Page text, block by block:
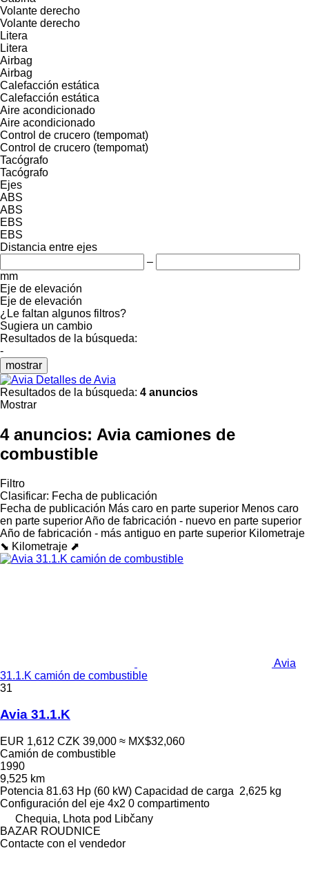
Volante derecho
Volante derecho
Litera
Litera
Airbag
Airbag
Calefacción estática
Calefacción estática
Aire acondicionado
Aire acondicionado
Control de crucero (tempomat)
Control de crucero (tempomat)
Tacógrafo
Tacógrafo
Ejes
ABS
ABS
EBS
EBS
Distancia entre ejes
–
mm
Eje de elevación
Eje de elevación
¿Le faltan algunos filtros?
Sugiera un cambio
Resultados de la búsqueda:
-
mostrar
Detalles de Avia
Resultados de la búsqueda: 4 anuncios
Mostrar
4 anuncios: Avia camiones de
combustible
Filtro
Clasificar: Fecha de publicación
Fecha de publicación Más caro en parte superior Menos caro
en parte superiorAño de fabricación - nuevo en parte superior
Año de fabricación - más antiguo en parte superior Kilometraje
⬊ Kilometraje ⬈
Avia
31.1.K camión de combustible
31
Avia 31.1.K
EUR 1,612 CZK 39,000 ≈ MX$32,060
Camión de combustible
1990
9,525 km
Potencia 81.63 Hp (60 kW) Capacidad de carga 2,625 kg
Configuración del eje 4x2 0 compartimento
Chequia, Lhota pod Libčany
BAZAR ROUDNICE
Contacte con el vendedor